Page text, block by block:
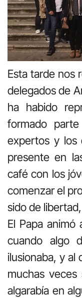
Esta tarde nos
delegados de
ha habido
formado
expertos y los
presente en
café con los
comenzar el
sido de
El Papa animó
cuando algo
ilusionaba, y al
muchas veces
algarabía en